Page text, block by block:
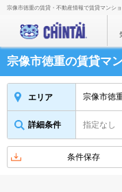
宗像市徳重の賃貸・不動産情報で賃貸マンシ
宗像市徳重の賃貸マ
エリア 宗像市徳
詳細条件 指定なし
条件保存